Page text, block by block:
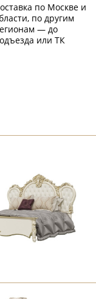
по Москве и
по другим
— до
или ТК